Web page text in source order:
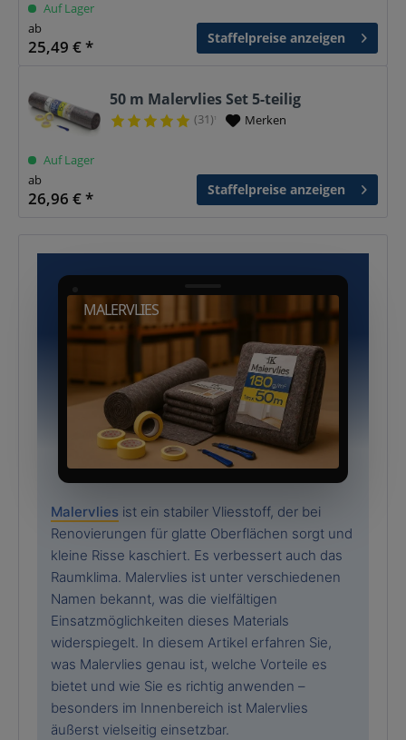
Auf Lager
ab
25,49 € * Staffelpreise anzeigen
50 m Malervlies Set 5-teilig
(31)¹ Merken
Auf Lager
ab
26,96 € * Staffelpreise anzeigen
MALERVLIES
Malervlies ist ein stabiler Vliesstoff, der bei
Renovierungen für glatte Oberflächen sorgt und
kleine Risse kaschiert. Es verbessert auch das
Raumklima. Malervlies ist unter verschiedenen
Namen bekannt, was die vielfältigen
Einsatzmöglichkeiten dieses Materials
widerspiegelt. In diesem Artikel erfahren Sie,
was Malervlies genau ist, welche Vorteile es
bietet und wie Sie es richtig anwenden –
besonders im Innenbereich ist Malervlies
äußerst vielseitig einsetzbar.